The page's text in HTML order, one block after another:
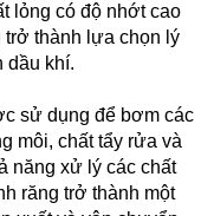
lỏng có độ nhớt cao
trở thành lựa chọn lý
dầu khí.
sử dụng để bơm các
môi, chất tẩy rửa và
năng xử lý các chất
răng trở thành một